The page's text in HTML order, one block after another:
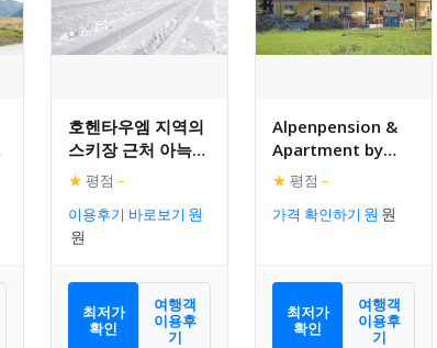
호헨타우엠 지역의
스키장 근처 아늑한
샬레
★ 평점 –
이용후기 바로보기
최저가
확인
여행객
이용후
기
Alpenpension &
Apartment by
Lanz
★ 평점 –
가격 확인하기
최저가
확인
여행객
이용후
기